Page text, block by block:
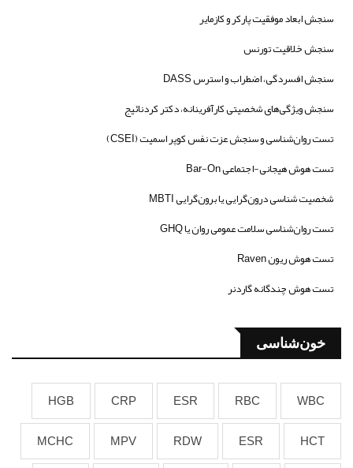
سنجش ابعاد موفقیت پارکر و کازمایر
سنجش خلاقیت تورنس
سنجش افسردگی، اضطراب و استرس DASS
سنجش ویژگی‌های شخصیتی کارآفرینانه، دکتر کردنائیج
تست روان‌شناسی و سنجش عزت نفس کوپر اسمیت (CSEI)
تست هوش هیجانی-اجتماعی Bar-On
شخصیت شناسی درون‌گرایی یا برون‌گرایی MBTI
تست روان‌شناسی سلامت عمومی روان یا GHQ
تست هوش ریون Raven
تست هوش چندگانه گاردنر
خون‌شناسی
WBC
RBC
ESR
CRP
HGB
HCT
ESR
RDW
MPV
MCHC